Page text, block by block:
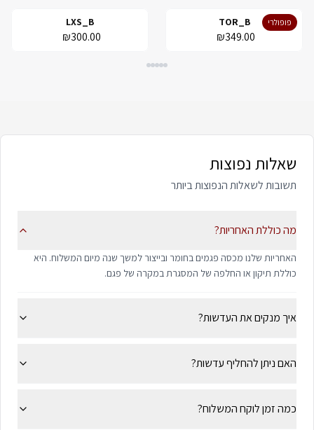
פופולרי TOR_B
₪349.00
LXS_B
₪300.00
שאלות נפוצות
תשובות לשאלות הנפוצות ביותר
מה כוללת האחריות?
האחריות שלנו מכסה פגמים בחומר ובייצור למשך שנה מיום המשלוח. היא
כוללת תיקון או החלפה של המסגרת במקרה של פגם.
איך מנקים את העדשות?
האם ניתן להחליף עדשות?
כמה זמן לוקח המשלוח?